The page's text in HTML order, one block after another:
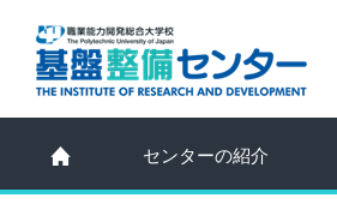
センターの紹介